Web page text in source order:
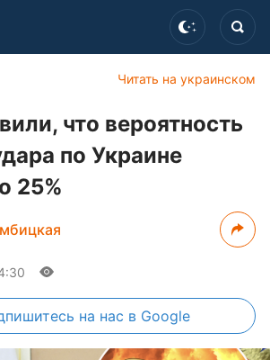
Читать на украинском
что вероятность
по Украине
25%
на нас в Google